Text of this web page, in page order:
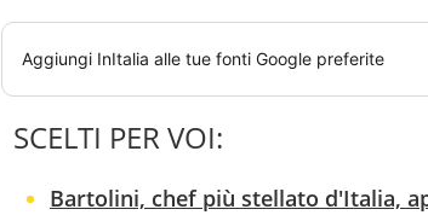
Aggiungi InItalia alle tue fonti Google preferite
SCELTI PER VOI:
Bartolini, chef più stellato d'Italia,